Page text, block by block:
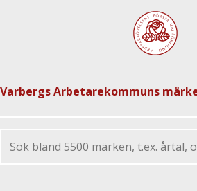
Varbergs Arbetarekommuns